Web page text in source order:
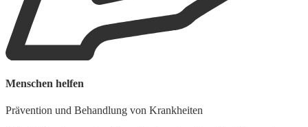
Menschen helfen
Prävention und Behandlung von Krankheiten